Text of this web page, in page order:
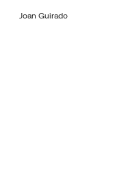
Joan Guirado